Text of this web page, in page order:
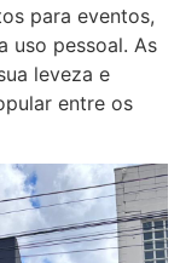
para eventos,
uso pessoal. As
leveza e
entre os